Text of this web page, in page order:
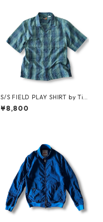
S/S FIELD PLAY SHIRT by Ti
mberland
¥8,800